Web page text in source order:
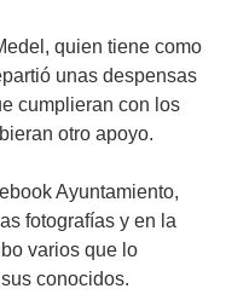
quien tiene como
unas despensas
cumplieran con los
otro apoyo.
Ayuntamiento,
fotografías y en la
varios que lo
conocidos.